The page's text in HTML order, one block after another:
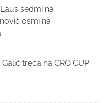
sedmi na
osmi na
treća na CRO CUP